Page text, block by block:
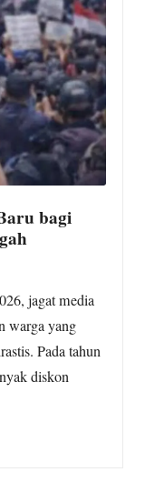
bagi
jagat media
warga yang
Pada tahun
diskon